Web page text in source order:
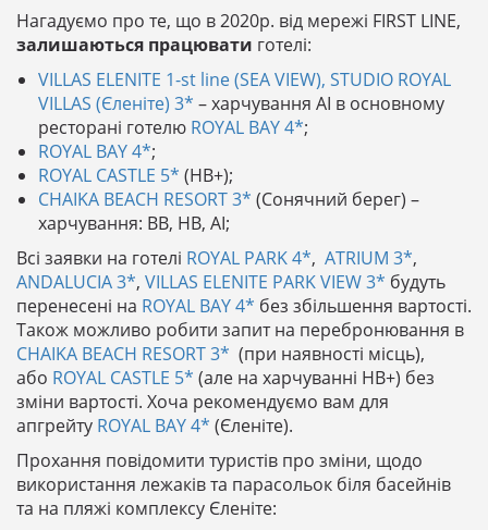
Нагадуємо про те, що в 2020р. від мережі FIRST LINE,
залишаються працювати готелі:
VILLAS ELENITE 1-st line (SEA VIEW), STUDIO ROYAL
VILLAS (Єленіте) 3* – харчування AІ в основному
ресторані готелю ROYAL BAY 4*;
ROYAL BAY 4*;
ROYAL CASTLE 5* (НВ+);
CHAIKA BEACH RESORT 3* (Сонячний берег) –
харчування: ВВ, НВ, AІ;
Всі заявки на готелі ROYAL PARK 4*, ATRIUM 3*,
ANDALUCIA 3*, VILLAS ELENITE PARK VIEW 3* будуть
перенесені на ROYAL BAY 4* без збільшення вартості.
Також можливо робити запит на перебронювання в
CHAIKA BEACH RESORT 3* (при наявності місць),
або ROYAL CASTLE 5* (але на харчуванні HB+) без
зміни вартості. Хоча рекомендуємо вам для
апгрейту ROYAL BAY 4* (Єленіте).
Прохання повідомити туристів про зміни, щодо
використання лежаків та парасольок біля басейнів
та на пляжі комплексу Єленіте: